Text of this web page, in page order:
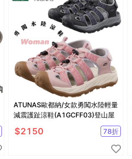
ATUNAS歐都納/女款勇闖水陸輕量
減震護趾涼鞋(A1GCFF03)登山屋
$2150 78折